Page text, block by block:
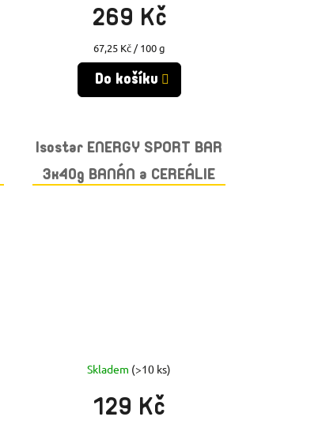
269 Kč
Měrná
cena:
67,25 Kč / 100 g
Do košíku
Isostar ENERGY SPORT BAR
3x40g BANÁN a CEREÁLIE
Skladem (>10 ks)
129 Kč